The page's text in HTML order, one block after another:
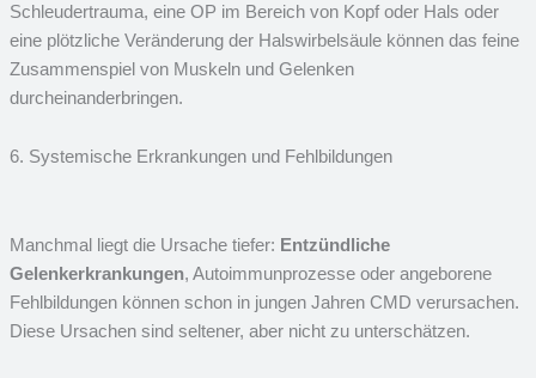
Schleudertrauma, eine OP im Bereich von Kopf oder Hals oder
eine plötzliche Veränderung der Halswirbelsäule können das feine
Zusammenspiel von Muskeln und Gelenken
durcheinanderbringen.
6. Systemische Erkrankungen und Fehlbildungen
Manchmal liegt die Ursache tiefer: Entzündliche
Gelenkerkrankungen, Autoimmunprozesse oder angeborene
Fehlbildungen können schon in jungen Jahren CMD verursachen.
Diese Ursachen sind seltener, aber nicht zu unterschätzen.